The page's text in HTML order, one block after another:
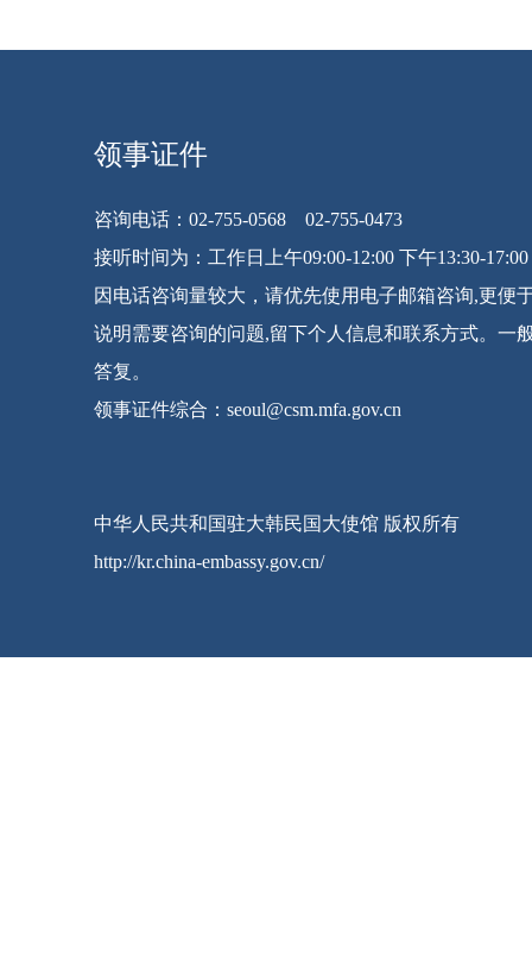
领事证件
咨询电话：02-755-0568 02-755-0473
接听时间为：工作日上午09:00-12:00 下午13:30-17:00
因电话咨询量较大，请优先使用电子邮箱咨询,更便
说明需要咨询的问题,留下个人信息和联系方式。一
答复。
领事证件综合：seoul@csm.mfa.gov.cn
中华人民共和国驻大韩民国大使馆 版权所有
http://kr.china-embassy.gov.cn/